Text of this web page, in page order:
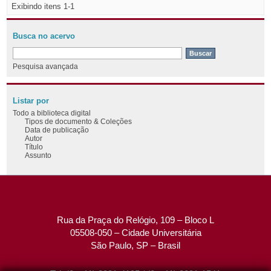
Exibindo itens 1-1
Busca no acervo
Pesquisa avançada
Listar por
Todo a biblioteca digital
Tipos de documento & Coleções
Data de publicação
Autor
Título
Assunto
Rua da Praça do Relógio, 109 – Bloco L
05508-050 – Cidade Universitária
São Paulo, SP – Brasil